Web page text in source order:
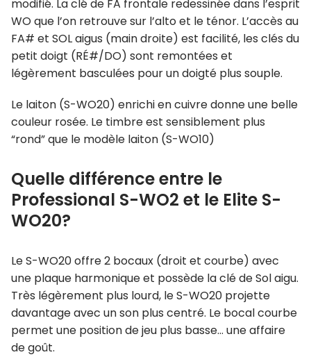
modifié. La clé de FA frontale redessinée dans l’esprit
WO que l’on retrouve sur l’alto et le ténor. L’accès au
FA# et SOL aigus (main droite) est facilité, les clés du
petit doigt (RÉ#/DO) sont remontées et
légèrement basculées pour un doigté plus souple.
Le laiton (S-WO20) enrichi en cuivre donne une belle
couleur rosée. Le timbre est sensiblement plus
“rond” que le modèle laiton (S-WO10)
Quelle différence entre le
Professional S-WO2 et le Elite S-
WO20?
Le S-WO20 offre 2 bocaux (droit et courbe) avec
une plaque harmonique et possède la clé de Sol aigu.
Très légèrement plus lourd, le S-WO20 projette
davantage avec un son plus centré. Le bocal courbe
permet une position de jeu plus basse… une affaire
de goût.